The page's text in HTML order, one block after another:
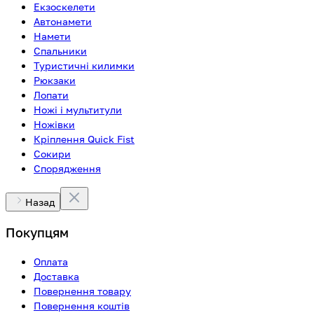
Екзоскелети
Автонамети
Намети
Спальники
Туристичні килимки
Рюкзаки
Лопати
Ножі і мультитули
Ножівки
Кріплення Quick Fist
Сокири
Спорядження
Назад
Покупцям
Оплата
Доставка
Повернення товару
Повернення коштів